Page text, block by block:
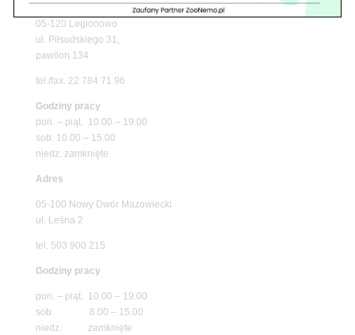
05-120 Legionowo
ul. Piłsudskiego 31,
pawilon 134
tel./fax. 22 784 71 96
Godziny pracy
pon. – piąt. 10.00 – 19.00
sob. 10.00 – 15.00
niedz. zamknięte
Adres
05-100 Nowy Dwór Mazowiecki
ul. Leśna 2
tel. 503 900 215
Godziny pracy
pon. – piąt. 10.00 – 19.00
sob. 8.00 – 15.00
niedz. zamknięte